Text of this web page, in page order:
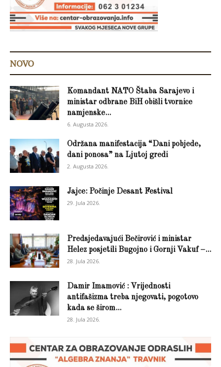
NOVO
Komandant NATO Štaba Sarajevo i
ministar odbrane BiH obišli tvornice
namjenske...
6. Augusta 2026.
Održana manifestacija “Dani pobjede,
dani ponosa” na Ljutoj gredi
2. Augusta 2026.
Jajce: Počinje Desant Festival
29. Jula 2026.
Predsjedavajući Bečirović i ministar
Helez posjetili Bugojno i Gornji Vakuf –...
28. Jula 2026.
Damir Imamović : Vrijednosti
antifašizma treba njegovati, pogotovo
kada se širom...
28. Jula 2026.